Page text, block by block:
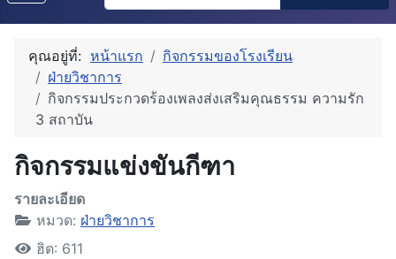
Type 2 or more characters for results.
คุณอยู่ที่: หน้าแรก
กิจกรรมของโรงเรียน
ฝ่ายวิชาการ
กิจกรรมประกวดร้องเพลงส่งเสริมคุณธรรม ความรัก
3 สถาบัน
กิจกรรมแข่งขันกีฑา
รายละเอียด
หมวด: ฝ่ายวิชาการ
ฮิต: 611